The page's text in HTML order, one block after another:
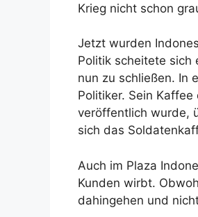
Krieg nicht schon
Jetzt wurden
Politik scheitete sich
nun zu schließen. In
Politiker. Sein
veröffentlich wurde,
sich das
Auch im Plaza
Kunden wirbt.
dahingehen und